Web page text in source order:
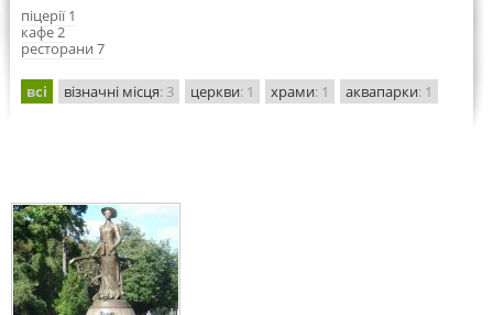
піцерії 1
кафе 2
ресторани 7
всі візначні місця: 3 церкви: 1 храми: 1 аквапарки: 1